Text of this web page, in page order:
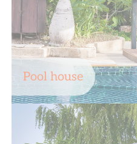
Pool house